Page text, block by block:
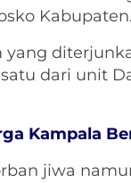
Kabupaten.
dari unit
Kampala
jiwa